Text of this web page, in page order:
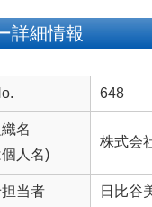
詳細情報
648
名
人名)
株式会
当者 日比谷